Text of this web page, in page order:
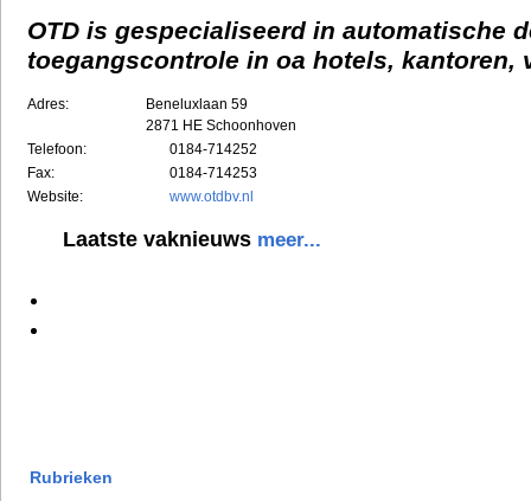
OTD is gespecialiseerd in automatische
toegangscontrole in oa hotels, kantoren,
Adres:
Beneluxlaan 59
2871 HE Schoonhoven
Telefoon:
0184-714252
Fax:
0184-714253
Website:
www.otdbv.nl
Laatste vaknieuws meer...
Rubrieken